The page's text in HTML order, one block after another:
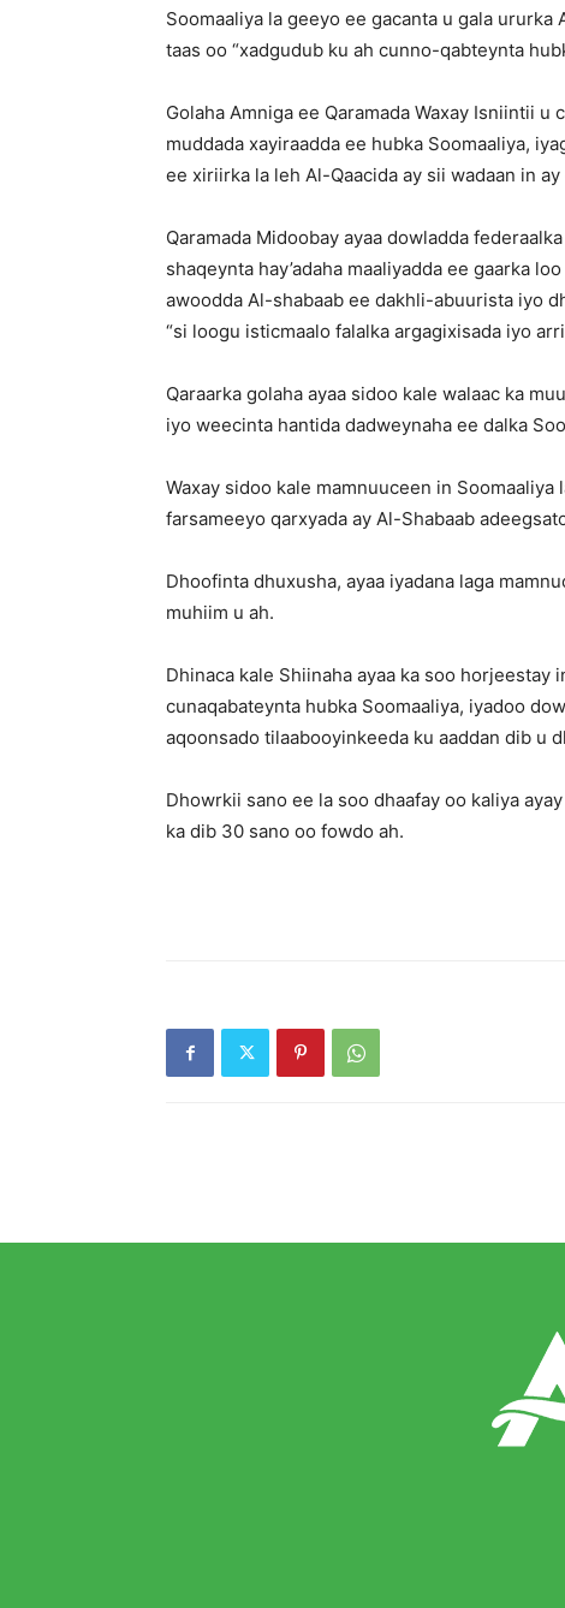
Soomaaliya la geeyo ee gacanta u gala
taas oo “xadgudub ku ah cunno-qabteynta
Golaha Amniga ee Qaramada Waxay Isniintii
muddada xayiraadda ee hubka Soomaaliya,
ee xiriirka la leh Al-Qaacida ay sii wadaan in
Qaramada Midoobay ayaa dowladda
shaqeynta hay’adaha maaliyadda ee gaarka
awoodda Al-shabaab ee dakhli-abuurista iyo
“si loogu isticmaalo falalka argagixisada iyo
Qaraarka golaha ayaa sidoo kale walaac ka
iyo weecinta hantida dadweynaha ee dalka
Waxay sidoo kale mamnuuceen in
farsameeyo qarxyada ay Al-Shabaab
Dhoofinta dhuxusha, ayaa iyadana laga
muhiim u ah.
Dhinaca kale Shiinaha ayaa ka soo
cunaqabateynta hubka Soomaaliya, iyadoo
aqoonsado tilaabooyinkeeda ku aaddan dib u
Dhowrkii sano ee la soo dhaafay oo kaliya
ka dib 30 sano oo fowdo ah.